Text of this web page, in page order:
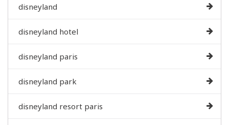
disneyland
disneyland hotel
disneyland paris
disneyland park
disneyland resort paris